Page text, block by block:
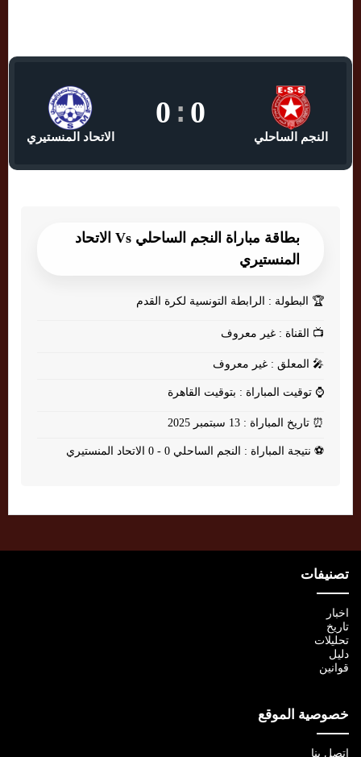
النجم الساحلي
0
:
0
الاتحاد المنستيري
بطاقة مباراة النجم الساحلي Vs الاتحاد
المنستيري
🏆 البطولة : الرابطة التونسية لكرة القدم
📺 القناة : غير معروف
🎤 المعلق : غير معروف
⌚ توقيت المباراة : بتوقيت القاهرة
⏰ تاريخ المباراة : 13 سبتمبر 2025
⚽ نتيجة المباراة : النجم الساحلي 0 - 0 الاتحاد المنستيري
تصنيفات
اخبار
تاريخ
تحليلات
دليل
قوانين
خصوصية الموقع
اتصل بنا